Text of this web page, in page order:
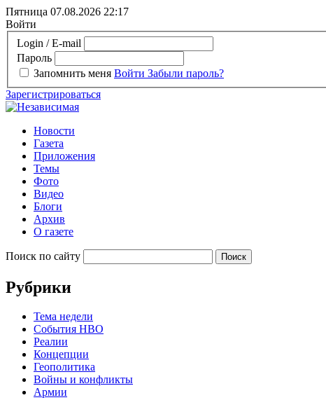
Пятница 07.08.2026 22:17
Войти
Login / E-mail
Пароль
Запомнить меня Войти Забыли пароль?
Зарегистрироваться
Новости
Газета
Приложения
Темы
Фото
Видео
Блоги
Архив
О газете
Поиск по сайту
Рубрики
Тема недели
События НВО
Реалии
Концепции
Геополитика
Войны и конфликты
Армии